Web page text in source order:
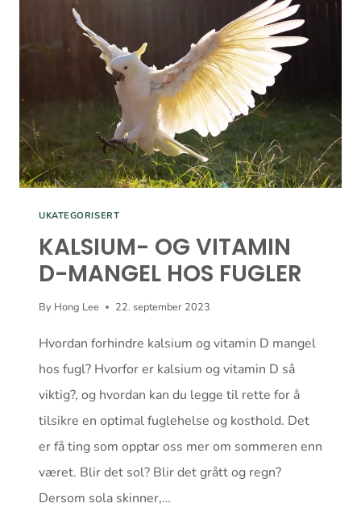
UKATEGORISERT
KALSIUM- OG VITAMIN
D-MANGEL HOS FUGLER
By Hong Lee 22. september 2023
Hvordan forhindre kalsium og vitamin D mangel
hos fugl? Hvorfor er kalsium og vitamin D så
viktig?, og hvordan kan du legge til rette for å
tilsikre en optimal fuglehelse og kosthold. Det
er få ting som opptar oss mer om sommeren enn
været. Blir det sol? Blir det grått og regn?
Dersom sola skinner,…